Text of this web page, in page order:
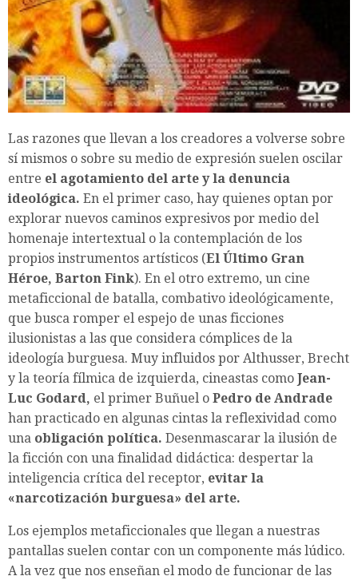
Las razones que llevan a los creadores a volverse sobre
sí mismos o sobre su medio de expresión suelen oscilar
entre el agotamiento del arte y la denuncia
ideológica. En el primer caso, hay quienes optan por
explorar nuevos caminos expresivos por medio del
homenaje intertextual o la contemplación de los
propios instrumentos artísticos (El Último Gran
Héroe, Barton Fink). En el otro extremo, un cine
metaficcional de batalla, combativo ideológicamente,
que busca romper el espejo de unas ficciones
ilusionistas a las que considera cómplices de la
ideología burguesa. Muy influidos por Althusser, Brecht
y la teoría fílmica de izquierda, cineastas como Jean-
Luc Godard, el primer Buñuel o Pedro de Andrade
han practicado en algunas cintas la reflexividad como
una obligación política. Desenmascarar la ilusión de
la ficción con una finalidad didáctica: despertar la
inteligencia crítica del receptor, evitar la
«narcotización burguesa» del arte.
Los ejemplos metaficcionales que llegan a nuestras
pantallas suelen contar con un componente más lúdico.
A la vez que nos enseñan el modo de funcionar de las